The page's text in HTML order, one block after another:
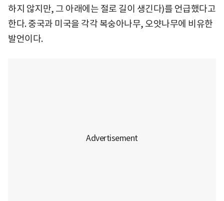
하지 않지만, 그 아래에는 절로 길이 생긴다)를 언급했다고
한다. 중국과 미국을 각각 복숭아나무, 오얏나무에 비유한
발언이다.